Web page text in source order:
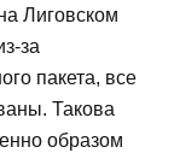
Лиговском
за
пакета, все
Такова
образом